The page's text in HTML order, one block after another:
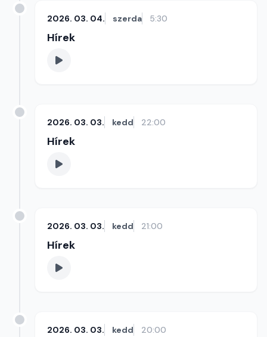
2026. 03. 04. szerda 5:30
Hírek
2026. 03. 03. kedd 22:00
Hírek
2026. 03. 03. kedd 21:00
Hírek
2026. 03. 03. kedd 20:00